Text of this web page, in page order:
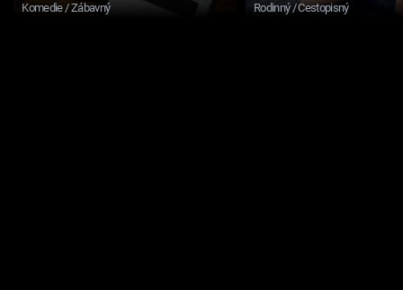
Komedie / Zábavný Rodinný / Cestopisný